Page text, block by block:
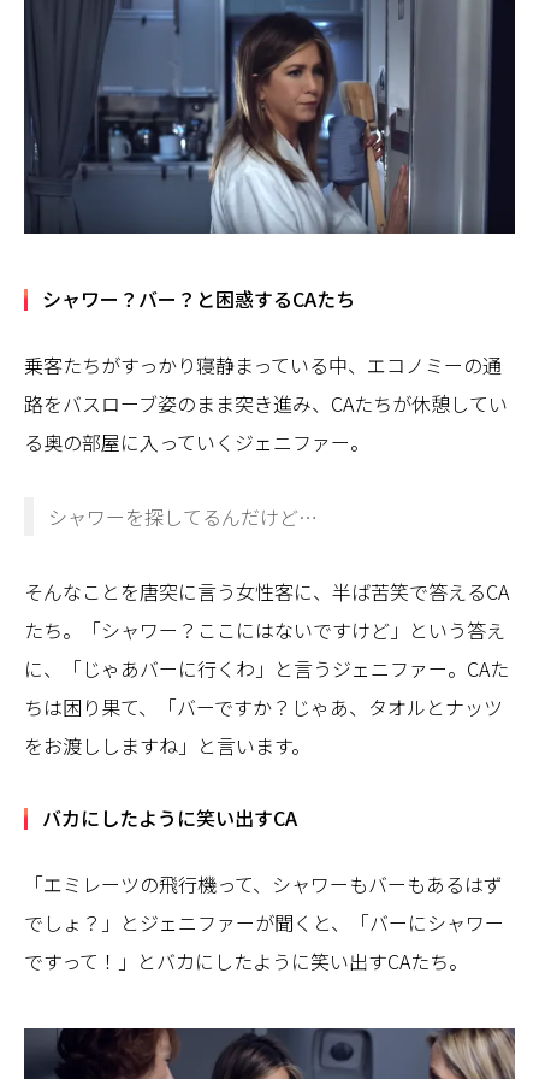
シャワー？バー？と困惑するCAたち
乗客たちがすっかり寝静まっている中、エコノミーの通
路をバスローブ姿のまま突き進み、CAたちが休憩してい
る奥の部屋に入っていくジェニファー。
シャワーを探してるんだけど…
そんなことを唐突に言う女性客に、半ば苦笑で答えるCA
たち。「シャワー？ここにはないですけど」という答え
に、「じゃあバーに行くわ」と言うジェニファー。CAた
ちは困り果て、「バーですか？じゃあ、タオルとナッツ
をお渡ししますね」と言います。
バカにしたように笑い出すCA
「エミレーツの飛行機って、シャワーもバーもあるはず
でしょ？」とジェニファーが聞くと、「バーにシャワー
ですって！」とバカにしたように笑い出すCAたち。